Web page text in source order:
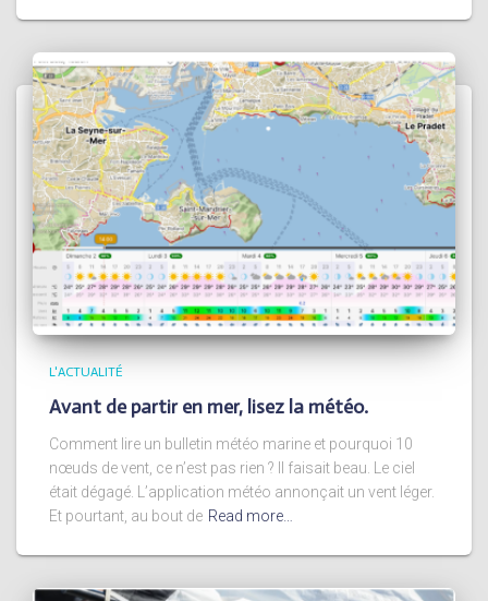
L'ACTUALITÉ
Avant de partir en mer, lisez la météo.
Comment lire un bulletin météo marine et pourquoi 10
nœuds de vent, ce n’est pas rien ? Il faisait beau. Le ciel
était dégagé. L’application météo annonçait un vent léger.
Et pourtant, au bout de Read more…